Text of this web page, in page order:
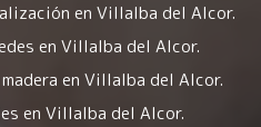
en Villalba del Alcor.
en Villalba del Alcor.
en Villalba del Alcor.
en Villalba del Alcor.